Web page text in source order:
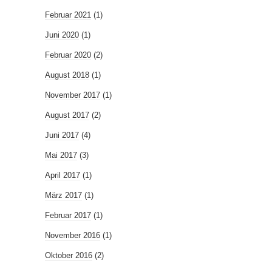
Februar 2021 (1)
Juni 2020 (1)
Februar 2020 (2)
August 2018 (1)
November 2017 (1)
August 2017 (2)
Juni 2017 (4)
Mai 2017 (3)
April 2017 (1)
März 2017 (1)
Februar 2017 (1)
November 2016 (1)
Oktober 2016 (2)